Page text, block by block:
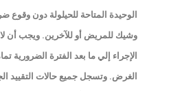
الوحيدة المتاحة للحيلولة دون وقوع
وشيك للمريض أو للآخرين. ويجب أن لا
الإجراء إلي ما بعد الفترة الضرورية
الغرض. وتسجل جميع حالات التقييد